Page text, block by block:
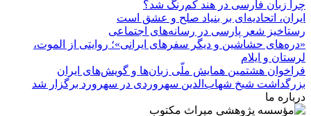
چرا زبان فارسی در هند کم‌رنگ شد؟
ایران، اتحادیه‌ای بر بنیاد صلح و عشق است
رستاخیز شعر پارسی در رسانه‌های اجتماعی
«دره‌های حشاشین و دیگر سفرهای ایرانی»؛ روایتی از الموت،
لرستان و ایلام
فراخوان هشتمین همایش ملّی زبان‌ها و گویش‌های ایران
بزرگداشت شیخ شهاب‌الدین سهروردی در سهرورد برگزار شد
درباره ما